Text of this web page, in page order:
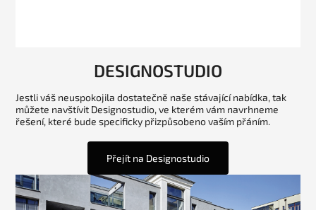
DESIGNOSTUDIO
Jestli váš neuspokojila dostatečně naše stávající nabídka, tak
můžete navštívit Designostudio, ve kterém vám navrhneme
řešení, které bude specificky přizpůsobeno vaším přáním.
Přejít na Designostudio